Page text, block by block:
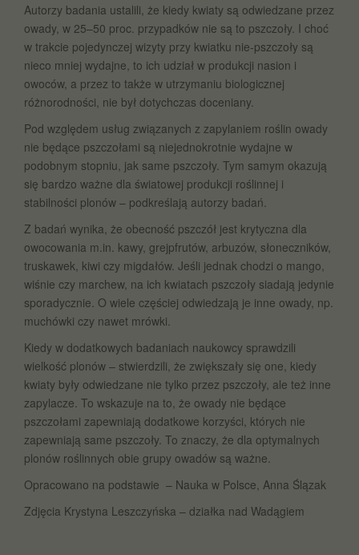
Autorzy badania ustalili, że kiedy kwiaty są odwiedzane przez
owady, w 25–50 proc. przypadków nie są to pszczoły. I choć
w trakcie pojedynczej wizyty przy kwiatku nie-pszczoły są
nieco mniej wydajne, to ich udział w produkcji nasion i
owoców, a przez to także w utrzymaniu biologicznej
różnorodności, nie był dotychczas doceniany.
Pod względem usług związanych z zapylaniem roślin owady
nie będące pszczołami są niejednokrotnie wydajne w
podobnym stopniu, jak same pszczoły. Tym samym okazują
się bardzo ważne dla światowej produkcji roślinnej i
stabilności plonów – podkreślają autorzy badań.
Z badań wynika, że obecność pszczół jest krytyczna dla
owocowania m.in. kawy, grejpfrutów, arbuzów, słoneczników,
truskawek, kiwi czy migdałów. Jeśli jednak chodzi o mango,
wiśnie czy marchew, na ich kwiatach pszczoły siadają jedynie
sporadycznie. O wiele częściej odwiedzają je inne owady, np.
muchówki czy nawet mrówki.
Kiedy w dodatkowych badaniach naukowcy sprawdzili
wielkość plonów – stwierdzili, że zwiększały się one, kiedy
kwiaty były odwiedzane nie tylko przez pszczoły, ale też inne
zapylacze. To wskazuje na to, że owady nie będące
pszczołami zapewniają dodatkowe korzyści, których nie
zapewniają same pszczoły. To znaczy, że dla optymalnych
plonów roślinnych obie grupy owadów są ważne.
Opracowano na podstawie – Nauka w Polsce, Anna Ślązak
Zdjęcia Krystyna Leszczyńska – działka nad Wadągiem